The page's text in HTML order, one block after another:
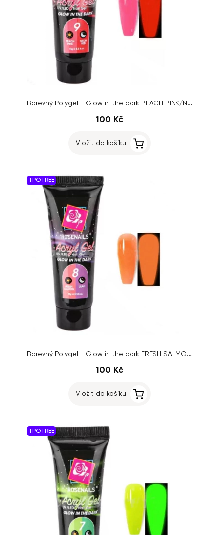
Barevný Polygel - Glow in the dark PEACH PINK/NEON RED č.9, 15g
100 Kč
Vložit do košíku
TPO FREE
Barevný Polygel - Glow in the dark FRESH SALMON/LILAC č.8, 15g
100 Kč
Vložit do košíku
TPO FREE